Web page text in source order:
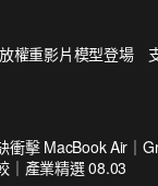
權重影片模型登場
衝擊 MacBook Air｜
｜產業精選 08.03